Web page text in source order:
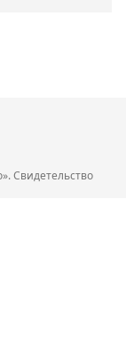
Cвидетельство